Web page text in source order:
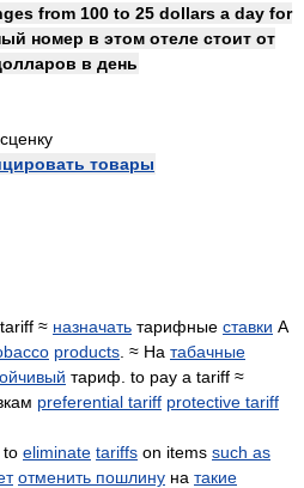
from 100 to 25 dollars a day for
номер в этом отеле стоит от
в день
товары
≈ назначать тарифные ставки A
products . ≈ На табачные
тариф. to pay a tariff ≈
preferential tariff protective tariff
to eliminate tariffs on items such as
отменить пошлину на такие